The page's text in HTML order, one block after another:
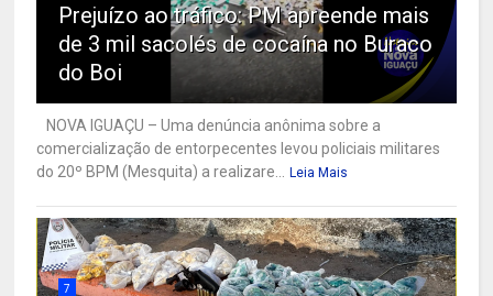
Prejuízo ao tráfico: PM apreende mais
de 3 mil sacolés de cocaína no Buraco
do Boi
NOVA IGUAÇU – Uma denúncia anônima sobre a
comercialização de entorpecentes levou policiais militares
do 20º BPM (Mesquita) a realizare...
Leia Mais
7